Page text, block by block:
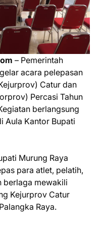
– Pemerintah
acara pelepasan
Catur dan
Percasi Tahun
berlangsung
Aula Kantor Bupati
Murung Raya
para atlet, pelatih,
berlaga mewakili
Kejurprov Catur
Raya.